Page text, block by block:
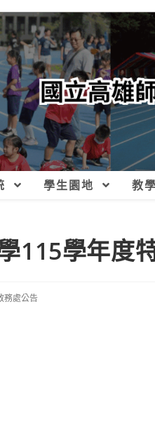
學生園地 教
115學年度
務處公告